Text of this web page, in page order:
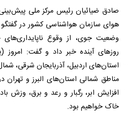
صادق ضیائیان رئیس مرکز ملی
هوای سازمان هواشناسی کشور در گفتگو
وضعیت جوی، از وقوع
استان‌های اردبیل، آذربایجان شرقی،
مناطق شمالی استان‌های البرز و
افزایش ابر، رگبار و رعد و برق،
خاک خواهیم بود.